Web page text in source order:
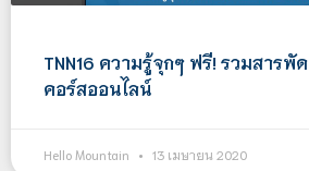
TNN16 ความรู้จุกๆ ฟรี! รวมสารพัด
คอร์สออนไลน์
Hello Mountain 13 เมษายน 2020